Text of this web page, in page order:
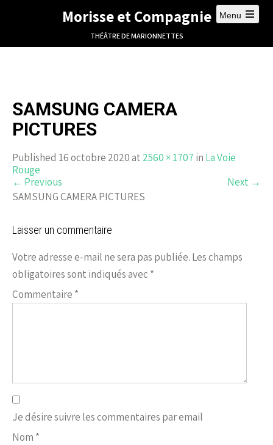
Morisse et Compagnie
THÉÂTRE DE MARIONNETTES
Menu
SAMSUNG CAMERA
PICTURES
Published 16 octobre 2020 at 2560 × 1707 in La Voie
Rouge
← Previous Next →
SAMSUNG CAMERA PICTURES
Laisser un commentaire
Votre adresse e-mail ne sera pas publiée. Les champs
obligatoires sont indiqués avec *
Commentaire *
Je désire suivre les commentaires par email
Nom *